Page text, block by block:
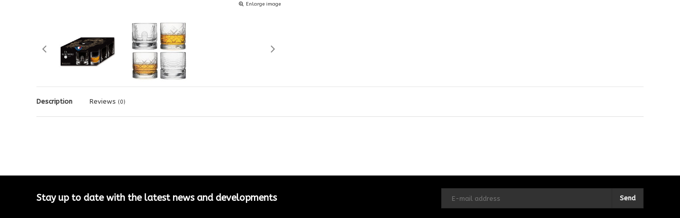
Enlarge image
Description Reviews (0)
Stay up to date with the latest news and developments Send